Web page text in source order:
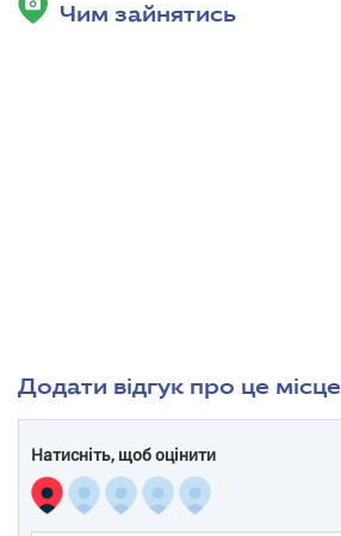
Чим зайнятись
Додати відгук про це місце
Натисніть, щоб оцінити